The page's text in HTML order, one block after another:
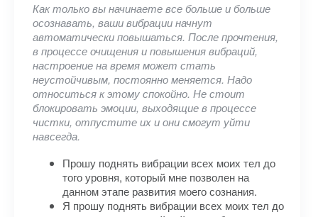
Как только вы начинаете все больше и больше
осознавать, ваши вибрации начнут
автоматически повышаться. После прочтения,
в процессе очищения и повышения вибраций,
настроение на время может стать
неустойчивым, постоянно меняется. Надо
относиться к этому спокойно. Не стоит
блокировать эмоции, выходящие в процессе
чистки, отпустите их и они смогут уйти
навсегда.
Прошу поднять вибрации всех моих тел до
того уровня, который мне позволен на
данном этапе развития моего сознания.
Я прошу поднять вибрации всех моих тел до